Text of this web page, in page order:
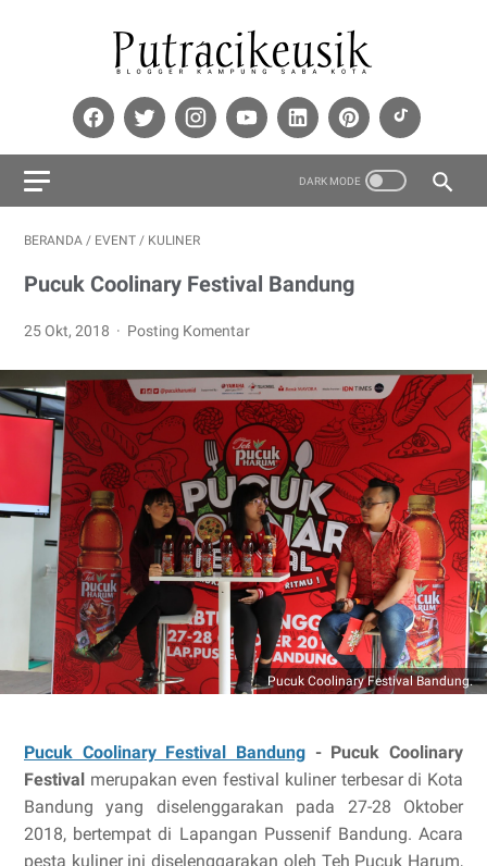
BERANDA / EVENT / KULINER
Pucuk Coolinary Festival Bandung
25 Okt, 2018 Posting Komentar
Pucuk Coolinary Festival Bandung.
Pucuk Coolinary Festival Bandung - Pucuk Coolinary
Festival merupakan even festival kuliner terbesar di Kota
Bandung yang diselenggarakan pada 27-28 Oktober
2018, bertempat di Lapangan Pussenif Bandung. Acara
pesta kuliner ini diselenggarakan oleh Teh Pucuk Harum,